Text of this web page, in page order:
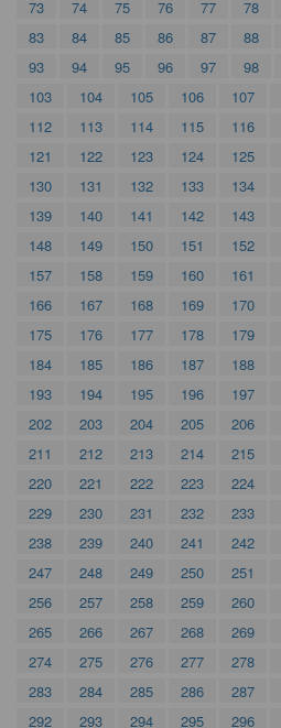
73
74 75 76 77 78
83
84 85 86 87 88
93
94 95 96 97 98
103
104 105 106 107
112
113 114 115 116
121
122 123 124 125
130
131 132 133 134
139
140 141 142 143
148
149 150 151 152
157
158 159 160 161
166
167 168 169 170
175
176 177 178 179
184
185 186 187 188
193
194 195 196 197
202
203 204 205 206
211
212 213 214 215
220
221 222 223 224
229
230 231 232 233
238
239 240 241 242
247
248 249 250 251
256
257 258 259 260
265
266 267 268 269
274
275 276 277 278
283
284 285 286 287
292
293 294 295 296